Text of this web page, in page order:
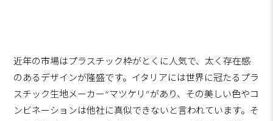
近年の市場はプラスチック枠がとくに人気で、太く存在感
のあるデザインが隆盛です。イタリアには世界に冠たるプラ
スチック生地メーカー“マツケリ”があり、その美しい色やコ
ンビネーションは他社に真似できないと言われています。そ